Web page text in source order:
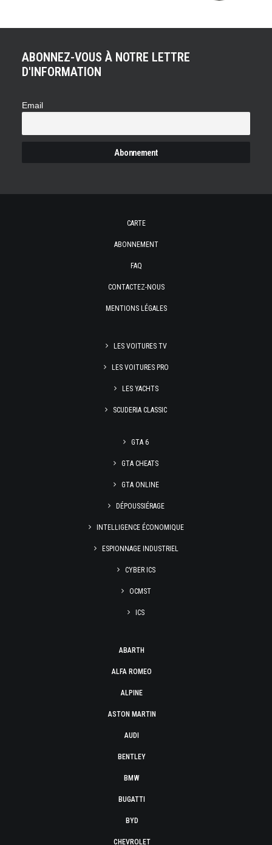
ABONNEZ-VOUS À NOTRE LETTRE
D'INFORMATION
Email
CARTE
ABONNEMENT
FAQ
CONTACTEZ-NOUS
MENTIONS LÉGALES
LES VOITURES TV
LES VOITURES PRO
LES YACHTS
SCUDERIA CLASSIC
GTA 6
GTA CHEATS
GTA ONLINE
DÉPOUSSIÉRAGE
INTELLIGENCE ÉCONOMIQUE
ESPIONNAGE INDUSTRIEL
CYBER ICS
OCMST
ICS
ABARTH
ALFA ROMEO
ALPINE
ASTON MARTIN
AUDI
BENTLEY
BMW
BUGATTI
BYD
CHEVROLET